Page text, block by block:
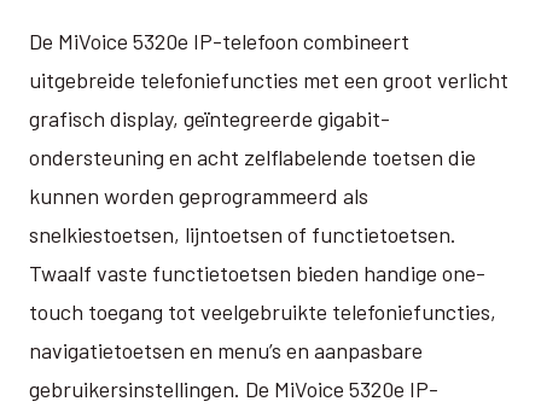
De MiVoice 5320e IP-telefoon combineert
uitgebreide telefoniefuncties met een groot verlicht
grafisch display, geïntegreerde gigabit-
ondersteuning en acht zelflabelende toetsen die
kunnen worden geprogrammeerd als
snelkiestoetsen, lijntoetsen of functietoetsen.
Twaalf vaste functietoetsen bieden handige one-
touch toegang tot veelgebruikte telefoniefuncties,
navigatietoetsen en menu’s en aanpasbare
gebruikersinstellingen. De MiVoice 5320e IP-